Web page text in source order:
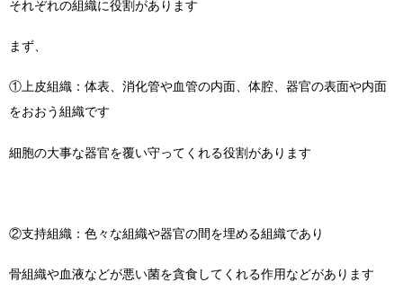
それぞれの組織に役割があります
まず、
①上皮組織：体表、消化管や血管の内面、体腔、器官の表面や内面
をおおう組織です
細胞の大事な器官を覆い守ってくれる役割があります
②支持組織：色々な組織や器官の間を埋める組織であり
骨組織や血液などが悪い菌を貪食してくれる作用などがあります